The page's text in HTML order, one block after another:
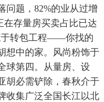
问题，82%的业从过增
在存量房买卖占比已达
于转包工程——你找的
想中的家。风尚粉饰于
球第四。从量房、设
胡必需铲除，春秋介于
收集广泛全国长江以北